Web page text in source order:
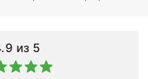
из 5